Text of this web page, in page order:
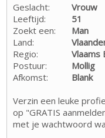
Geslacht:
Vrouw
Leeftijd:
51
Zoekt een:
Man
Land:
Regio:
Vlaams
Postuur:
Mollig
Afkomst:
Blank
Verzin een leuke
op "GRATIS
met je wachtwoord